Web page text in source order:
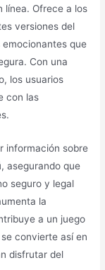
línea. Ofrece a los
versiones del
emocionantes que
Con una
los usuarios
con las
información sobre
asegurando que
seguro y legal
la
a un juego
convierte así en
disfrutar del